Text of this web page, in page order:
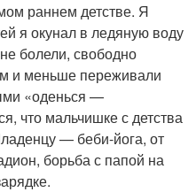
раннем детстве. Я
я окунал в ледяную воду
болели, свободно
и меньше переживали
«оденься —
что мальчишке с детства
— беби-йога, от
борьба с папой на